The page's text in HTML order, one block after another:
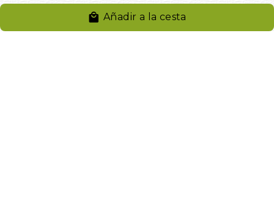
Añadir a la cesta
Política de privacidad
Entregas y devoluciones